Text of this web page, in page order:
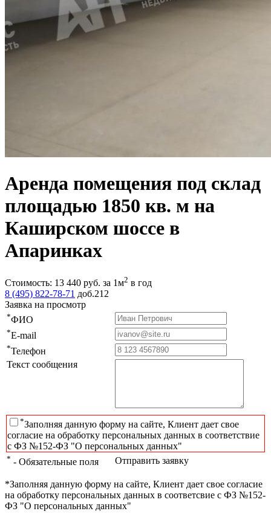
Аренда помещения под склад
площадью 1850 кв. м на
Каширском шоссе в
Апаринках
Стоимость: 13 440 руб. за 1м2 в год
8 (495) 822-78-71 доб.212
Заявка на просмотр
*ФИО
*E-mail
*Телефон
Текст сообщения
*Заполняя данную форму на сайте, Клиент дает свое
согласие на обработку персональных данных в соответствие
с ФЗ №152-ФЗ "О персональных данных"
* - Обязательные поля Отправить заявку
*Заполняя данную форму на сайте, Клиент дает свое согласие
на обработку персональных данных в соответсвие с ФЗ №152-
ФЗ "О персональных данных"